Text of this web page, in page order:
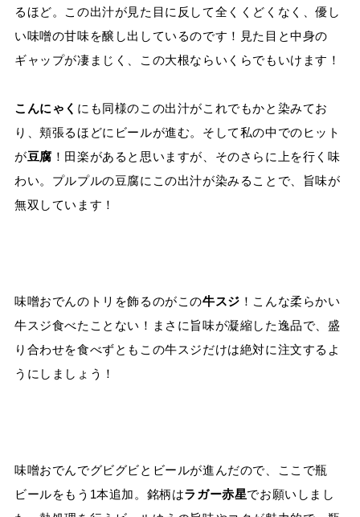
るほど。この出汁が見た目に反して全くくどくなく、優し
い味噌の甘味を醸し出しているのです！見た目と中身の
ギャップが凄まじく、この大根ならいくらでもいけます！
こんにゃく にも同様のこの出汁がこれでもかと染みてお
り、頬張るほどにビールが進む。そして私の中でのヒット
が豆腐 ！田楽があると思いますが、そのさらに上を行く味
わい。プルプルの豆腐にこの出汁が染みることで、旨味が
無双しています！
味噌おでんのトリを飾るのがこの牛スジ ！こんな柔らかい
牛スジ食べたことない！まさに旨味が凝縮した逸品で、盛
り合わせを食べずともこの牛スジだけは絶対に注文するよ
うにしましょう！
味噌おでんでグビグビとビールが進んだので、ここで瓶
ビールをもう1本追加。銘柄はラガー赤星でお願いしまし